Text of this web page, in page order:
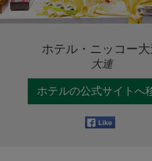
ホテル・ニッコー大
大連
ホテルの公式サイトへ